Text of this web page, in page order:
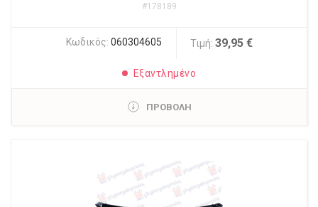
#178189
Κωδικός: 060304605 Τιμή: 39,95 €
Εξαντλημένο
ΠΡΟΒΟΛΗ